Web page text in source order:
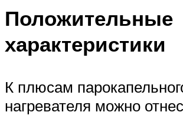
Положительные
характеристики
К плюсам
нагревателя можно